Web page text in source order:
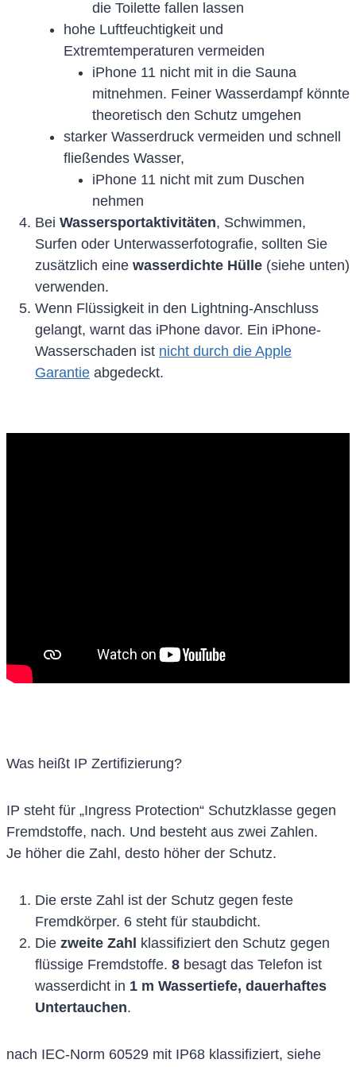
die Toilette fallen lassen
hohe Luftfeuchtigkeit und
Extremtemperaturen vermeiden
iPhone 11 nicht mit in die Sauna
mitnehmen. Feiner Wasserdampf könnte
theoretisch den Schutz umgehen
starker Wasserdruck vermeiden und schnell
fließendes Wasser,
iPhone 11 nicht mit zum Duschen
nehmen
Bei Wassersportaktivitäten, Schwimmen,
Surfen oder Unterwasserfotografie, sollten Sie
zusätzlich eine wasserdichte Hülle (siehe unten)
verwenden.
Wenn Flüssigkeit in den Lightning-Anschluss
gelangt, warnt das iPhone davor. Ein iPhone-
Wasserschaden ist nicht durch die Apple
Garantie abgedeckt.
Was heißt IP Zertifizierung?
IP steht für „Ingress Protection“ Schutzklasse gegen
Fremdstoffe, nach. Und besteht aus zwei Zahlen.
Je höher die Zahl, desto höher der Schutz.
Die erste Zahl ist der Schutz gegen feste
Fremdkörper. 6 steht für staubdicht.
Die zweite Zahl
klassifiziert den Schutz gegen
flüssige Fremdstoffe. 8 besagt das Telefon ist
wasserdicht in 1 m Wassertiefe, dauerhaftes
Untertauchen.
nach IEC-Norm 60529 mit IP68 klassifiziert, siehe